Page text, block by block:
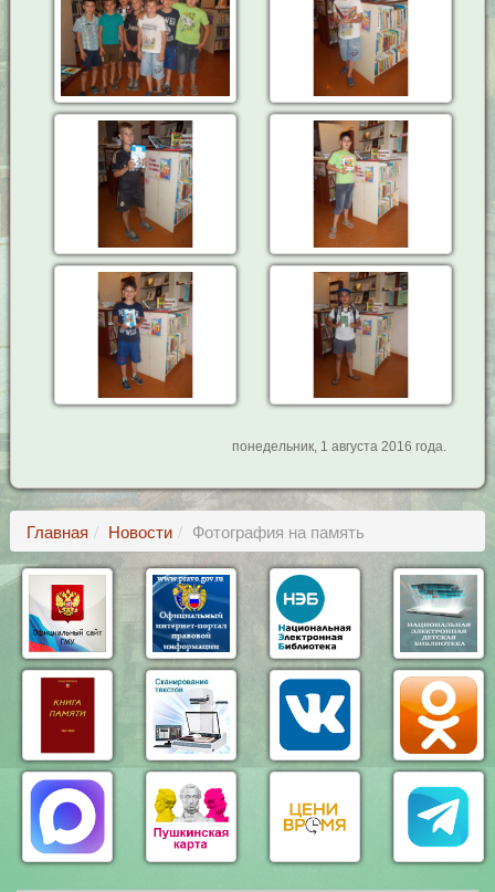
понедельник, 1 августа 2016 года.
Главная Новости Фотография на память